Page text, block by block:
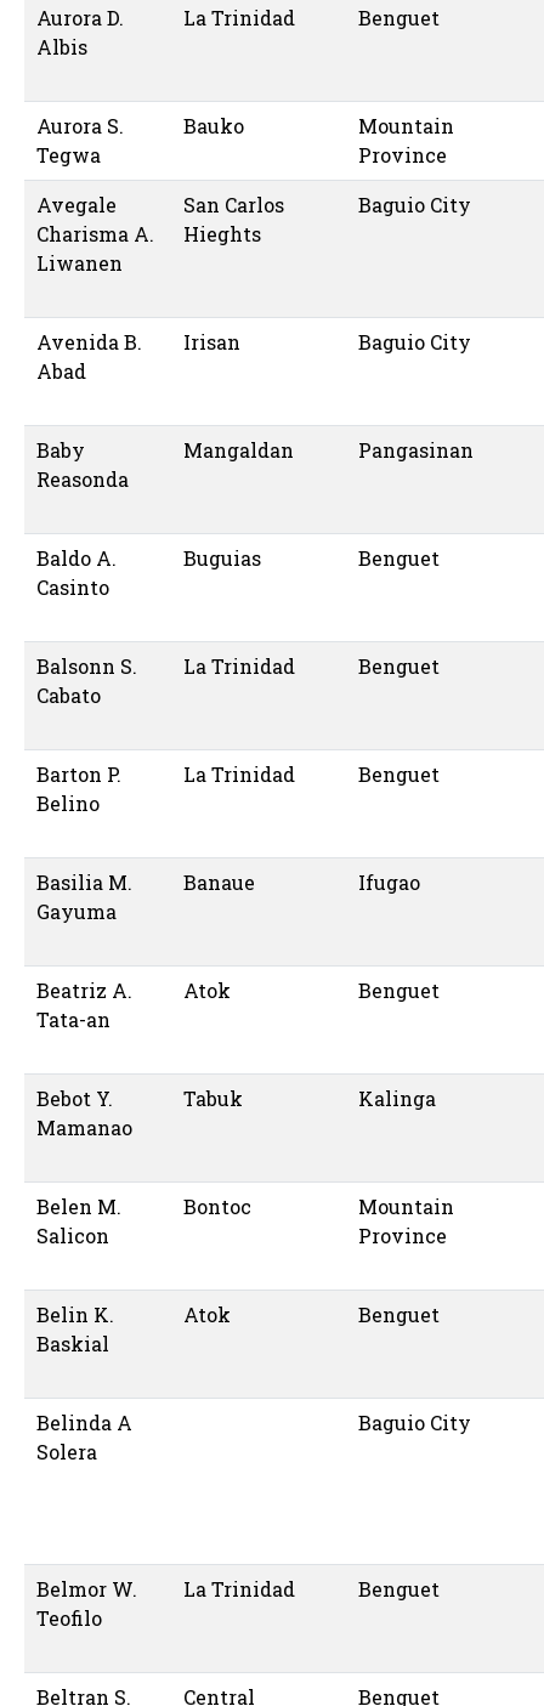
Aurora D.
Albis
La Trinidad Benguet
Aurora S.
Tegwa
Bauko
Mountain
Province
Avegale
Charisma A.
Liwanen
San Carlos
Hieghts
Baguio City
Avenida B.
Abad
Irisan Baguio City
Baby
Reasonda
Mangaldan Pangasinan
Baldo A.
Casinto
Buguias Benguet
Balsonn S.
Cabato
La Trinidad Benguet
Barton P.
Belino
La Trinidad Benguet
Basilia M.
Gayuma
Banaue Ifugao
Beatriz A.
Tata-an
Atok Benguet
Bebot Y.
Mamanao
Tabuk Kalinga
Belen M.
Salicon
Bontoc
Mountain
Province
Belin K.
Baskial
Atok Benguet
Belinda A
Solera
Baguio City
Belmor W.
Teofilo
La Trinidad Benguet
Beltran S. Central Benguet